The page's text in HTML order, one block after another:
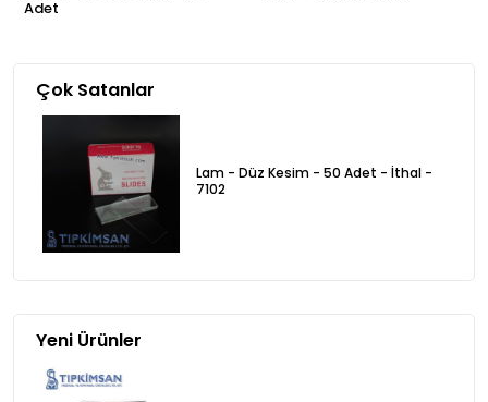
Adet
Çok Satanlar
Lam - Düz Kesim - 50 Adet - İthal -
7102
Yeni Ürünler